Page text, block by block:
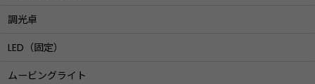
調光卓
LED（固定）
ムービングライト